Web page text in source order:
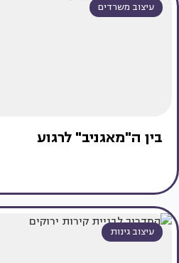
עיצוב משרדים
בין ה"מאגניב" לרגוע
עיצוב גינות